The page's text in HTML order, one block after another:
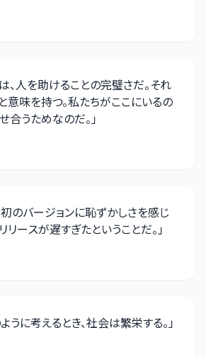
、人を助けることの完璧さだ。それ
意味を持つ。私たちがここにいるの
合うためなのだ。」
のバージョンに恥ずかしさを感じ
リースが遅すぎたということだ。」
うに考えるとき、社会は繁栄する。」